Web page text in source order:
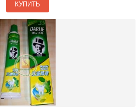
КУПИТЬ